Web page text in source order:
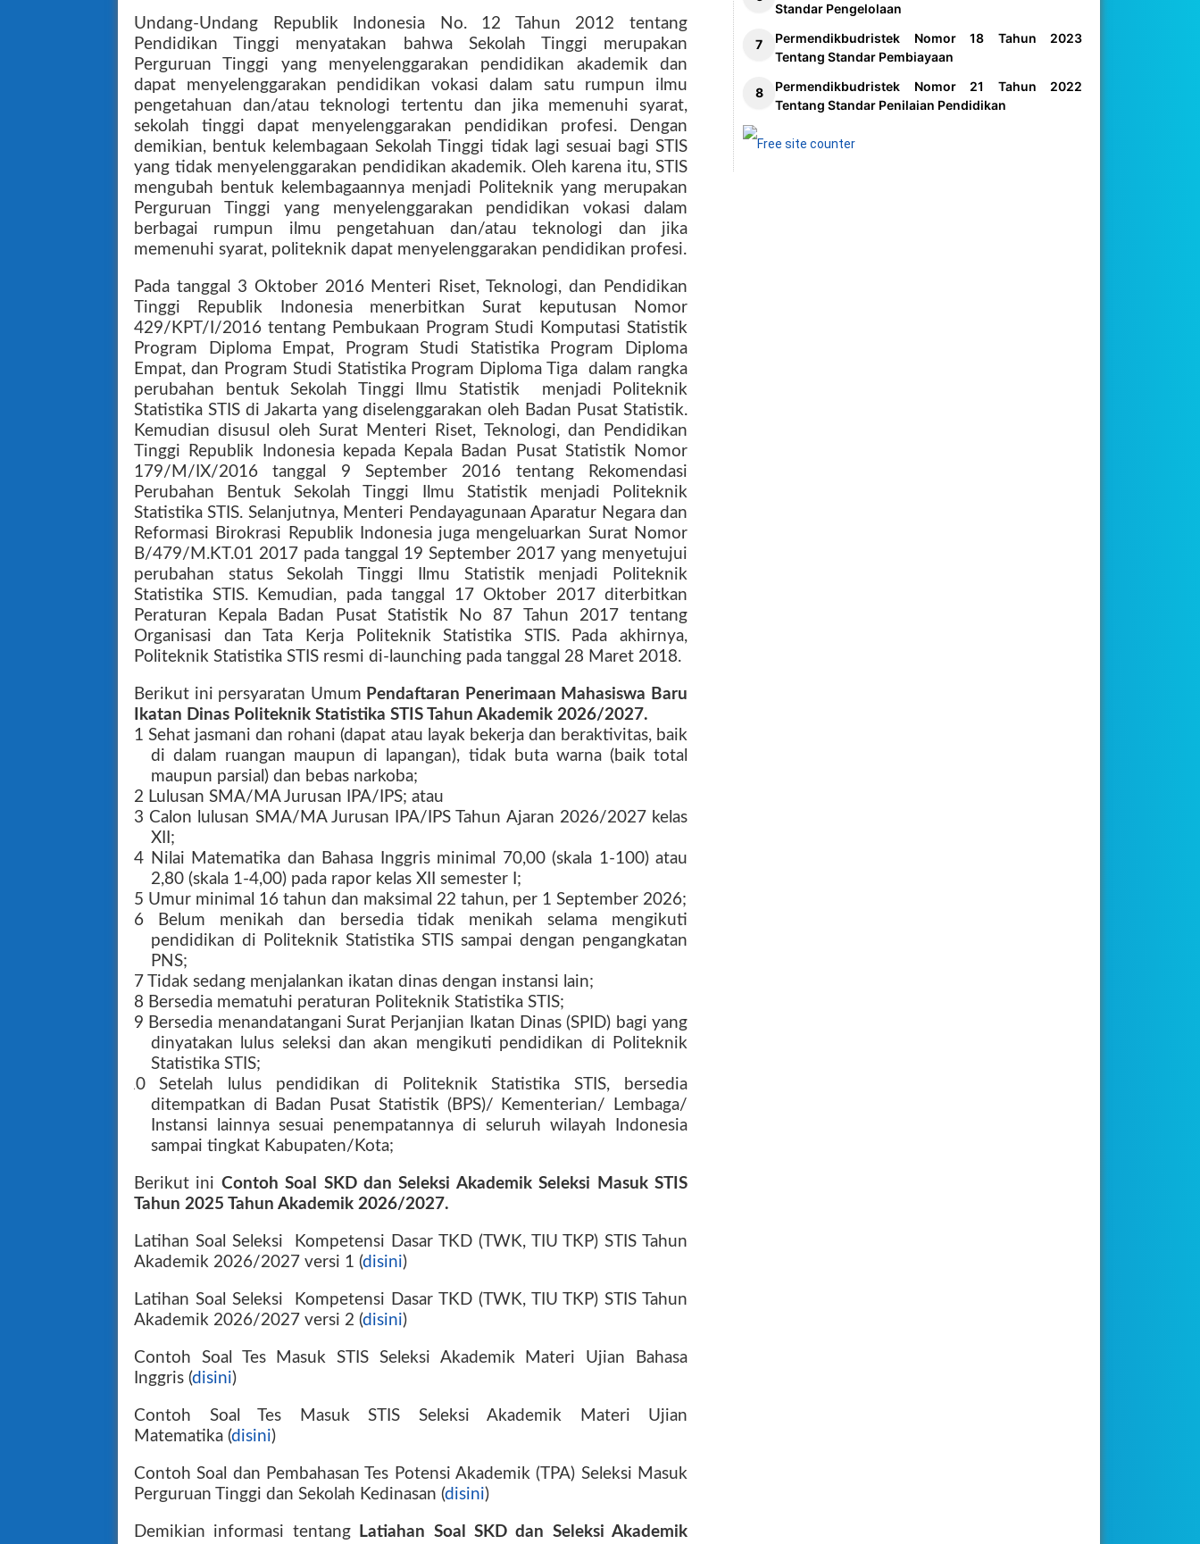
Undang-Undang Republik Indonesia No. 12 Tahun 2012 tentang
Pendidikan Tinggi menyatakan bahwa Sekolah Tinggi merupakan
Perguruan Tinggi yang menyelenggarakan pendidikan akademik dan
dapat menyelenggarakan pendidikan vokasi dalam satu rumpun ilmu
pengetahuan dan/atau teknologi tertentu dan jika memenuhi syarat,
sekolah tinggi dapat menyelenggarakan pendidikan profesi. Dengan
demikian, bentuk kelembagaan Sekolah Tinggi tidak lagi sesuai bagi STIS
yang tidak menyelenggarakan pendidikan akademik. Oleh karena itu, STIS
mengubah bentuk kelembagaannya menjadi Politeknik yang merupakan
Perguruan Tinggi yang menyelenggarakan pendidikan vokasi dalam
berbagai rumpun ilmu pengetahuan dan/atau teknologi dan jika
memenuhi syarat, politeknik dapat menyelenggarakan pendidikan profesi.
Pada tanggal 3 Oktober 2016 Menteri Riset, Teknologi, dan Pendidikan
Tinggi Republik Indonesia menerbitkan Surat keputusan Nomor
429/KPT/I/2016 tentang Pembukaan Program Studi Komputasi Statistik
Program Diploma Empat, Program Studi Statistika Program Diploma
Empat, dan Program Studi Statistika Program Diploma Tiga
dalam rangka
perubahan bentuk Sekolah Tinggi Ilmu Statistik
menjadi Politeknik
Statistika STIS di Jakarta yang diselenggarakan oleh Badan Pusat Statistik.
Kemudian disusul oleh Surat Menteri Riset, Teknologi, dan Pendidikan
Tinggi Republik Indonesia kepada Kepala Badan Pusat Statistik Nomor
179/M/IX/2016 tanggal 9 September 2016 tentang Rekomendasi
Perubahan Bentuk Sekolah Tinggi Ilmu Statistik menjadi Politeknik
Statistika STIS. Selanjutnya, Menteri Pendayagunaan Aparatur Negara dan
Reformasi Birokrasi Republik Indonesia juga mengeluarkan Surat Nomor
B/479/M.KT.01 2017 pada tanggal 19 September 2017 yang menyetujui
perubahan status Sekolah Tinggi Ilmu Statistik menjadi Politeknik
Statistika STIS. Kemudian, pada tanggal 17 Oktober 2017 diterbitkan
Peraturan Kepala Badan Pusat Statistik No 87 Tahun 2017 tentang
Organisasi dan Tata Kerja Politeknik Statistika STIS. Pada akhirnya,
Politeknik Statistika STIS resmi di-launching pada tanggal 28 Maret 2018.
Berikut ini persyaratan Umum Pendaftaran Penerimaan Mahasiswa Baru
Ikatan Dinas Politeknik Statistika STIS Tahun Akademik 2026/2027.
1 Sehat jasmani dan rohani (dapat atau layak bekerja dan beraktivitas, baik
di dalam ruangan maupun di lapangan), tidak buta warna (baik total
maupun parsial) dan bebas narkoba;
2 Lulusan SMA/MA Jurusan IPA/IPS; atau
3 Calon lulusan SMA/MA Jurusan IPA/IPS Tahun Ajaran 2026/2027 kelas
XII;
4 Nilai Matematika dan Bahasa Inggris minimal 70,00 (skala 1-100) atau
2,80 (skala 1-4,00) pada rapor kelas XII semester I;
5 Umur minimal 16 tahun dan maksimal 22 tahun, per 1 September 2026;
6 Belum menikah dan bersedia tidak menikah selama mengikuti
pendidikan di Politeknik Statistika STIS sampai dengan pengangkatan
PNS;
7 Tidak sedang menjalankan ikatan dinas dengan instansi lain;
8 Bersedia mematuhi peraturan Politeknik Statistika STIS;
9 Bersedia menandatangani Surat Perjanjian Ikatan Dinas (SPID) bagi yang
dinyatakan lulus seleksi dan akan mengikuti pendidikan di Politeknik
Statistika STIS;
10 Setelah lulus pendidikan di Politeknik Statistika STIS, bersedia
ditempatkan di Badan Pusat Statistik (BPS)/ Kementerian/ Lembaga/
Instansi lainnya sesuai penempatannya di seluruh wilayah Indonesia
sampai tingkat Kabupaten/Kota;
Berikut ini Contoh Soal SKD dan Seleksi Akademik Seleksi MasukSTIS
Tahun 2025 Tahun Akademik 2026/2027.
Latihan Soal Seleksi Kompetensi Dasar TKD (TWK, TIU TKP) STIS Tahun
Akademik 2026/2027 versi 1 (disini)
Latihan Soal Seleksi Kompetensi Dasar TKD (TWK, TIU TKP) STIS Tahun
Akademik 2026/2027 versi 2 (disini)
Contoh Soal Tes Masuk STIS Seleksi Akademik Materi Ujian Bahasa
Inggris (disini)
Contoh Soal Tes Masuk STIS Seleksi Akademik Materi Ujian
Matematika (disini)
Contoh Soal dan Pembahasan Tes Potensi Akademik (TPA) Seleksi Masuk
Perguruan Tinggi dan Sekolah Kedinasan (disini)
Demikian informasi tentang Latiahan Soal SKD dan Seleksi Akademik
Standar Pengelolaan
Permendikbudristek Nomor 18 Tahun 2023
Tentang Standar Pembiayaan
Permendikbudristek Nomor 21 Tahun 2022
Tentang Standar Penilaian Pendidikan